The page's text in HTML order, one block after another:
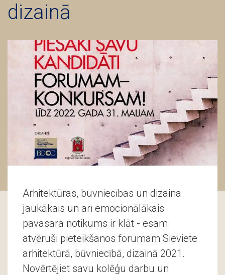
dizainā
Arhitektūras, buvniecības un dizaina
jaukākais un arī emocionālākais
pavasara notikums ir klāt - esam
atvēruši pieteikšanos forumam Sieviete
arhitektūrā, būvniecībā, dizainā 2021.
Novērtējiet savu kolēģu darbu un